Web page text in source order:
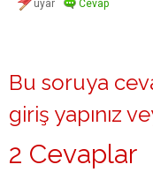
Bu soruya
giriş yapınız
2 Cevaplar